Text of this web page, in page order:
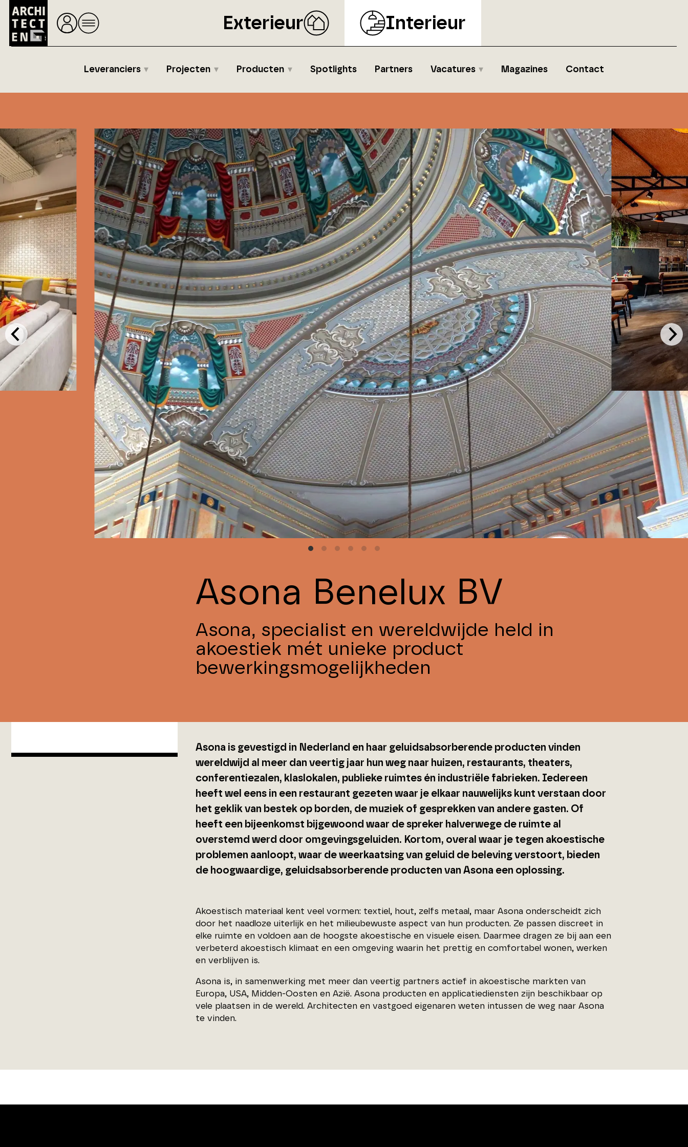
Exterieur Interieur
Leveranciers Projecten Producten Spotlights Partners Vacatures Magazines Contact
Asona Benelux BV
Asona, specialist en wereldwijde held in
akoestiek mét unieke product
bewerkingsmogelijkheden
Asona is gevestigd in Nederland en haar geluidsabsorberende producten vinden
wereldwijd al meer dan veertig jaar hun weg naar huizen, restaurants, theaters,
conferentiezalen, klaslokalen, publieke ruimtes én industriële fabrieken. Iedereen
heeft wel eens in een restaurant gezeten waar je elkaar nauwelijks kunt verstaan door
het geklik van bestek op borden, de muziek of gesprekken van andere gasten. Of
heeft een bijeenkomst bijgewoond waar de spreker halverwege de ruimte al
overstemd werd door omgevingsgeluiden. Kortom, overal waar je tegen akoestische
problemen aanloopt, waar de weerkaatsing van geluid de beleving verstoort, bieden
de hoogwaardige, geluidsabsorberende producten van Asona een oplossing.
Akoestisch materiaal kent veel vormen: textiel, hout, zelfs metaal, maar Asona onderscheidt zich
door het naadloze uiterlijk en het milieubewuste aspect van hun producten. Ze passen discreet in
elke ruimte en voldoen aan de hoogste akoestische en visuele eisen. Daarmee dragen ze bij aan een
verbeterd akoestisch klimaat en een omgeving waarin het prettig en comfortabel wonen, werken
en verblijven is.
Asona is, in samenwerking met meer dan veertig partners actief in akoestische markten van
Europa, USA, Midden-Oosten en Azië. Asona producten en applicatiediensten zijn beschikbaar op
vele plaatsen in de wereld. Architecten en vastgoed eigenaren weten intussen de weg naar Asona
te vinden.